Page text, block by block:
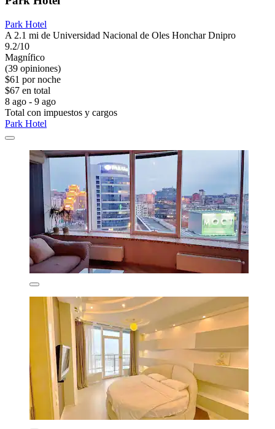
Park Hotel
A 2.1 mi de Universidad Nacional de Oles Honchar Dnipro
9.2/10
Magnífico
(39 opiniones)
$61 por noche
$67 en total
8 ago - 9 ago
Total con impuestos y cargos
Park Hotel